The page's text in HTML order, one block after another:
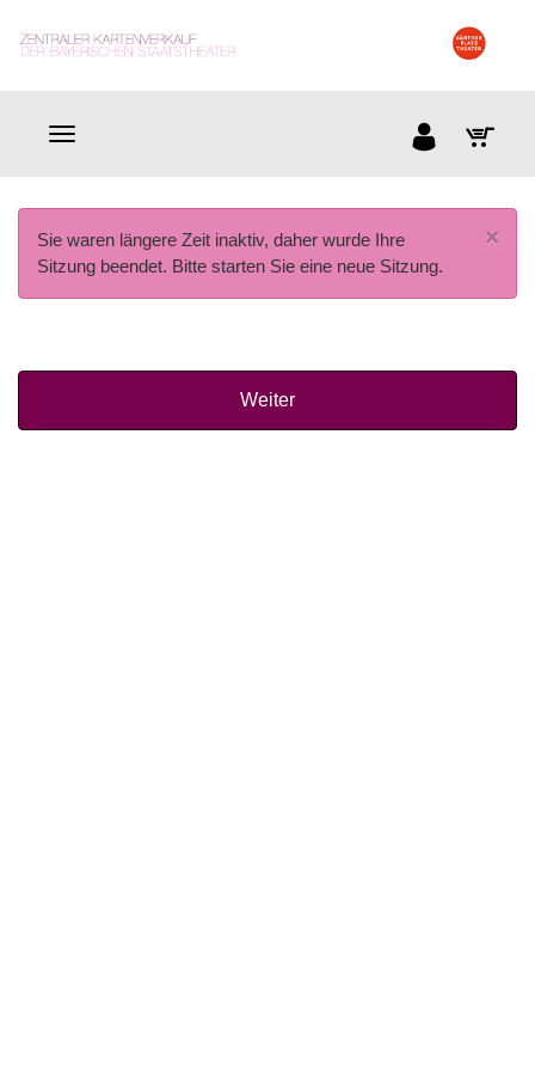
×
Sie waren längere Zeit inaktiv, daher wurde Ihre
Sitzung beendet. Bitte starten Sie eine neue Sitzung.
Weiter